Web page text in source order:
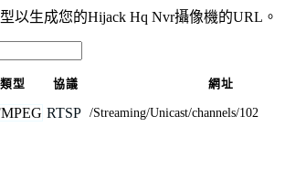
以生成您的Hijack Hq Nvr攝像機的URL。
類型 協議 網址
RTSP /Streaming/Unicast/channels/102